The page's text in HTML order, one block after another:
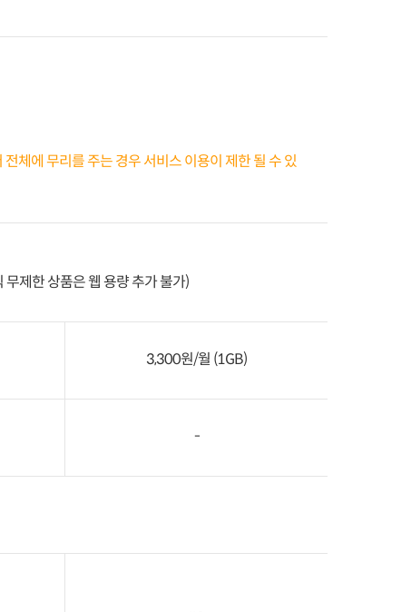
체에 무리를 주는 경우 서비스 이용이 제한 될 수 있
제한 상품은 웹 용량 추가 불가)
3,300원/월 (1GB)
-